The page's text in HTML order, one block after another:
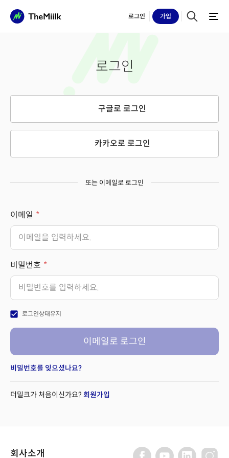
로그인 가입
로그인
구글로 로그인
카카오로 로그인
또는 이메일로 로그인
이메일
비밀번호
check_box 로그인상태유지
이메일로 로그인
비밀번호를 잊으셨나요?
더밀크가 처음이신가요? 회원가입
회사소개